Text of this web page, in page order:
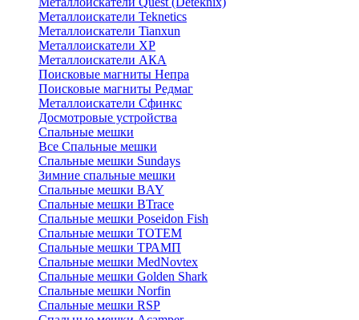
Металлоискатели Teknetics
Металлоискатели Tianxun
Металлоискатели XP
Металлоискатели АКА
Поисковые магниты Непра
Поисковые магниты Редмаг
Металлоискатели Сфинкс
Досмотровые устройства
Спальные мешки
Все Спальные мешки
Спальные мешки Sundays
Зимние спальные мешки
Спальные мешки BAY
Спальные мешки BTrace
Спальные мешки Poseidon Fish
Спальные мешки ТОТЕМ
Спальные мешки ТРАМП
Cпальные мешки MedNovtex
Спальные мешки Golden Shark
Спальные мешки Norfin
Спальные мешки RSP